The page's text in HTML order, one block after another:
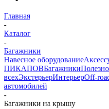
Главная
-
Каталог
-
Багажники
Навесное оборудование
ПИКАПОВБагажники
всехЭкстерьерИнтерьерOff-
автомобилей
-
Багажники на крышу